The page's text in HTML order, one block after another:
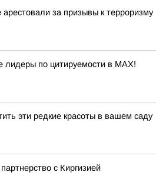
за призывы к терроризму
по цитируемости в MAX!
эти редкие красоты в вашем саду
с Киргизией